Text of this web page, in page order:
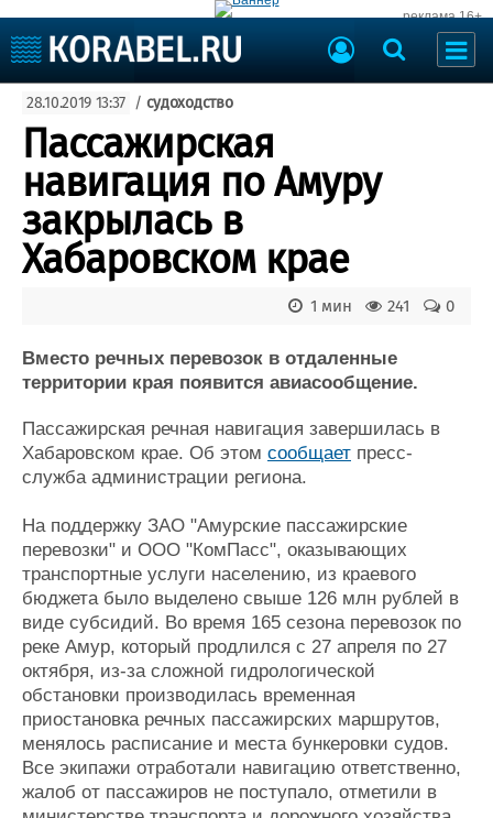
реклама 16+
Судоходство
Судоремонт
События
Порты
ВМФ
Образование
Яхты и катера
Еще
Пульс
Новости
Репутация
Работа
Крюинг
Реклама
Доска объявлений
Продажа флота
Изделия
Материалы
Услуги
Конференции
Выставки и семинары
Личности
Словарь
Флот
Галерея флота
Форум
Все службы
28.10.2019 13:37 / судоходство
Пассажирская
навигация по Амуру
закрылась в
Хабаровском крае
0
241
1 мин
Вместо речных перевозок в отдаленные
территории края появится авиасообщение.
Пассажирская речная навигация завершилась в
Хабаровском крае. Об этом сообщает пресс-
служба администрации региона.
На поддержку ЗАО "Амурские пассажирские
перевозки" и ООО "КомПасс", оказывающих
транспортные услуги населению, из краевого
бюджета было выделено свыше 126 млн рублей в
виде субсидий. Во время 165 сезона перевозок по
реке Амур, который продлился с 27 апреля по 27
октября, из-за сложной гидрологической
обстановки производилась временная
приостановка речных пассажирских маршрутов,
менялось расписание и места бункеровки судов.
Все экипажи отработали навигацию ответственно,
жалоб от пассажиров не поступало, отметили в